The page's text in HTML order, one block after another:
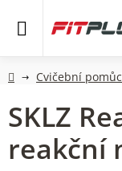
DomůCvičební
SKLZ
reakční